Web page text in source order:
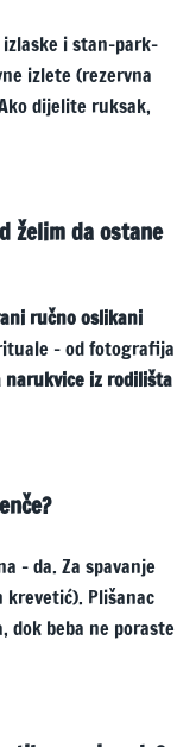
i stan-park-
izlete (rezervna
dijelite ruksak,
želim da ostane
ručno oslikani
– od fotografija
narukvice iz rodilišta
– da. Za spavanje
Plišanac
dok beba ne poraste